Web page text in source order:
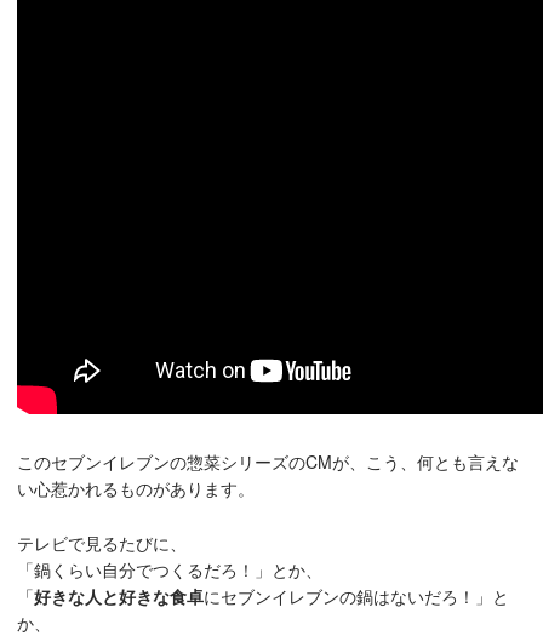
このセブンイレブンの惣菜シリーズのCMが、こう、何とも言えな
い心惹かれるものがあります。
テレビで見るたびに、
「鍋くらい自分でつくるだろ！」とか、
「好きな人と好きな食卓にセブンイレブンの鍋はないだろ！」と
か、